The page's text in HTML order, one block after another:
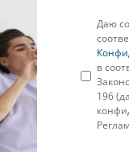
Даю
в
196